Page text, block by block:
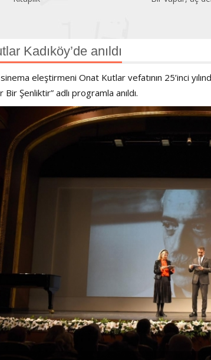
Kadıköy’de anıldı
eleştirmeni Onat Kutlar vefatının 25’inci
Bir Şenliktir” adlı programla anıldı.